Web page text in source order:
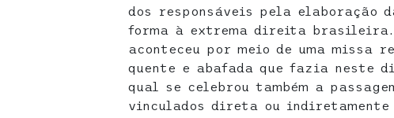
dos responsáveis pela elaboração
forma à extrema direita brasileira.
aconteceu por meio de uma missa
quente e abafada que fazia neste
qual se celebrou também a
vinculados direta ou indiretamente